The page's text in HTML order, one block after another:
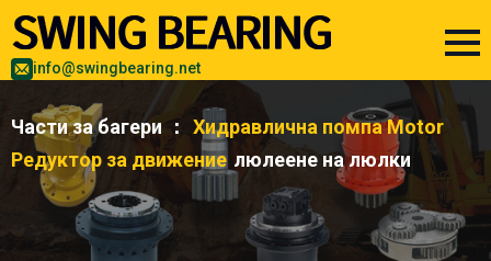
info@swingbearing.net
Части за багери ：
Хидравлична помпа Motor
Редуктор за движение люлеене на люлки